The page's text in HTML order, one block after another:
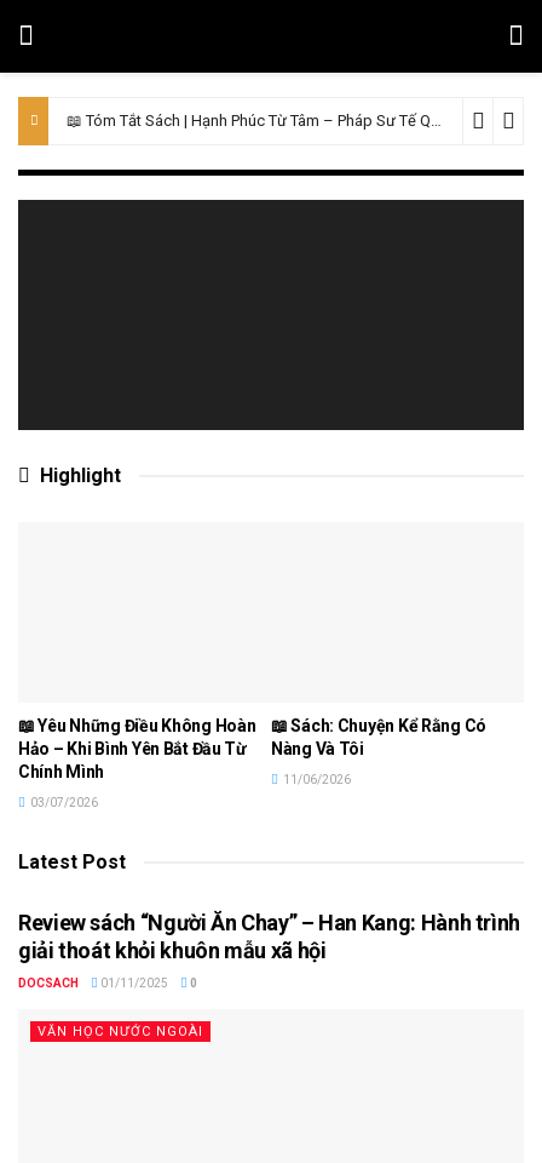
📖 Tóm Tắt Sách | Hạnh Phúc Từ Tâm – Pháp Sư Tế Quân
Highlight
📖 Yêu Những Điều Không Hoàn
Hảo – Khi Bình Yên Bắt Đầu Từ
Chính Mình
03/07/2026
📖 Sách: Chuyện Kể Rằng Có
Nàng Và Tôi
11/06/2026
Latest Post
Review sách “Người Ăn Chay” – Han Kang: Hành trình
giải thoát khỏi khuôn mẫu xã hội
DOCSACH 01/11/2025 0
VĂN HỌC NƯỚC NGOÀI